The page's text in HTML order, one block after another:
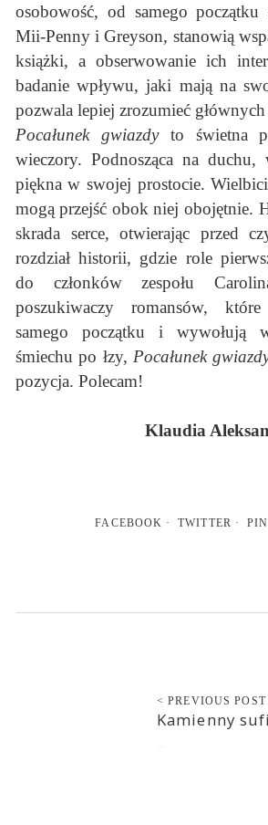
osobowość, od samego początku
Mii-Penny i Greyson, stanowią
książki, a obserwowanie ich
badanie wpływu, jaki mają na
pozwala lepiej zrozumieć
Pocałunek gwiazdyto świetna
wieczory. Podnosząca na duchu,
piękna w swojej prostocie.
mogą przejść obok niej obojętnie.
skrada serce, otwierając przed
rozdział historii, gdzie role
do członków zespołu
poszukiwaczy romansów,
samego początku i wywołują
śmiechu po łzy, Pocałunek
pozycja. Polecam!
Klaudia
FACEBOOK TWITTER
< PREVIOUS POST
Kamienny